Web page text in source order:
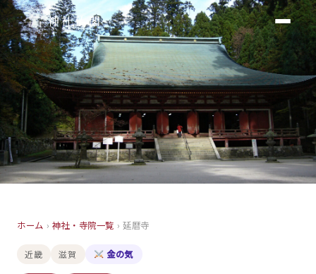
神社仏閣
延暦寺
滋賀
ホーム › 神社・寺院一覧 › 延暦寺
近畿 滋賀 金の気